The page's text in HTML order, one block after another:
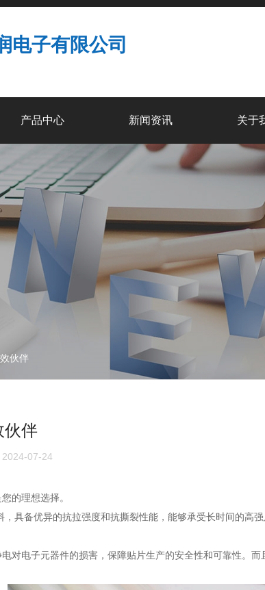
电子有限公司
产品中心 新闻资讯 关于
伙伴
伴
2024-07-24
的理想选择。
具备优异的抗拉强度和抗撕裂性能，能够承受长时间的高
对电子元器件的损害，保障贴片生产的安全性和可靠性。